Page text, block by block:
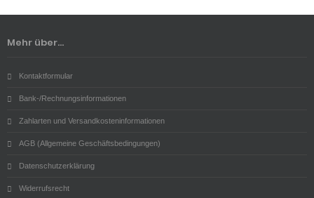
Mehr über...
Kontaktformular
Bank-/Rechnungsinformationen
Zahlarten und Versandkosteninformationen
AGB (Allgemeine Geschäftsbedingungen)
Datenschutzerklärung
Widerrufsrecht